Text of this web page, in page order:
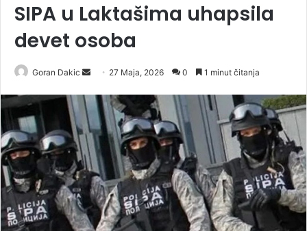
SIPA u Laktašima uhapsila
devet osoba
Goran Dakic
a
n
e
m
a
i
27 Maja, 2026 0 1 minut čitanja